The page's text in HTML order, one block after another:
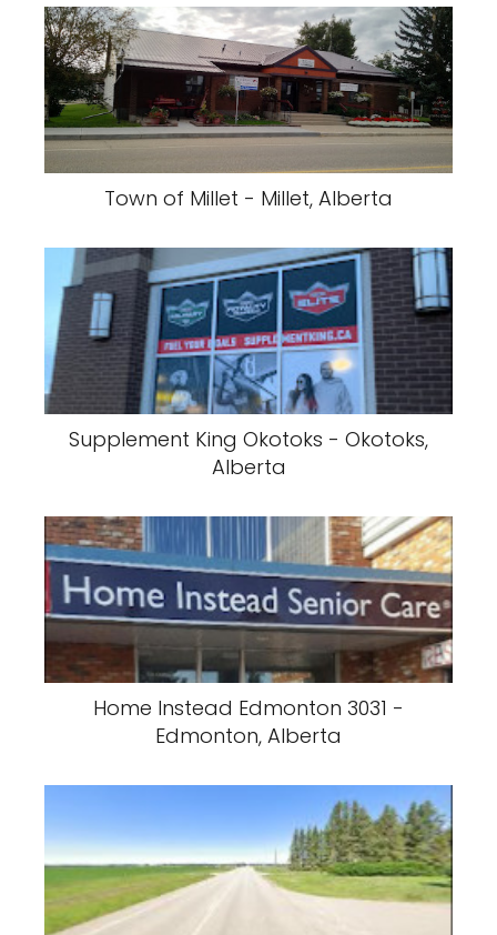
Town of Millet - Millet, Alberta
Supplement King Okotoks - Okotoks,
Alberta
Home Instead Edmonton 3031 -
Edmonton, Alberta